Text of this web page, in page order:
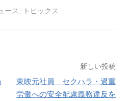
ース トピックス
新しい投稿
東映元社員 セクハラ・過重
労働への安全配慮義務違反を